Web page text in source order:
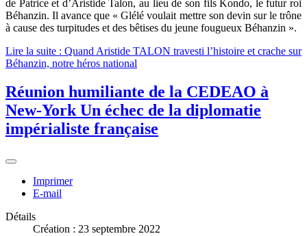
de Patrice et d’Aristide Talon, au lieu de son fils Kondo, le futur roi
Béhanzin. Il avance que « Glélé voulait mettre son devin sur le trône
à cause des turpitudes et des bêtises du jeune fougueux Béhanzin ».
Lire la suite : Quand Aristide TALON travesti l’histoire et crache sur
Béhanzin, notre héros national
Réunion humiliante de la CEDEAO à
New-York Un échec de la diplomatie
impérialiste française
Imprimer
E-mail
Détails
Création : 23 septembre 2022